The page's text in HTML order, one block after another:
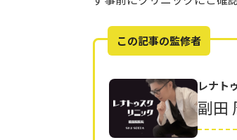
この記事の監修者
レナト
副田